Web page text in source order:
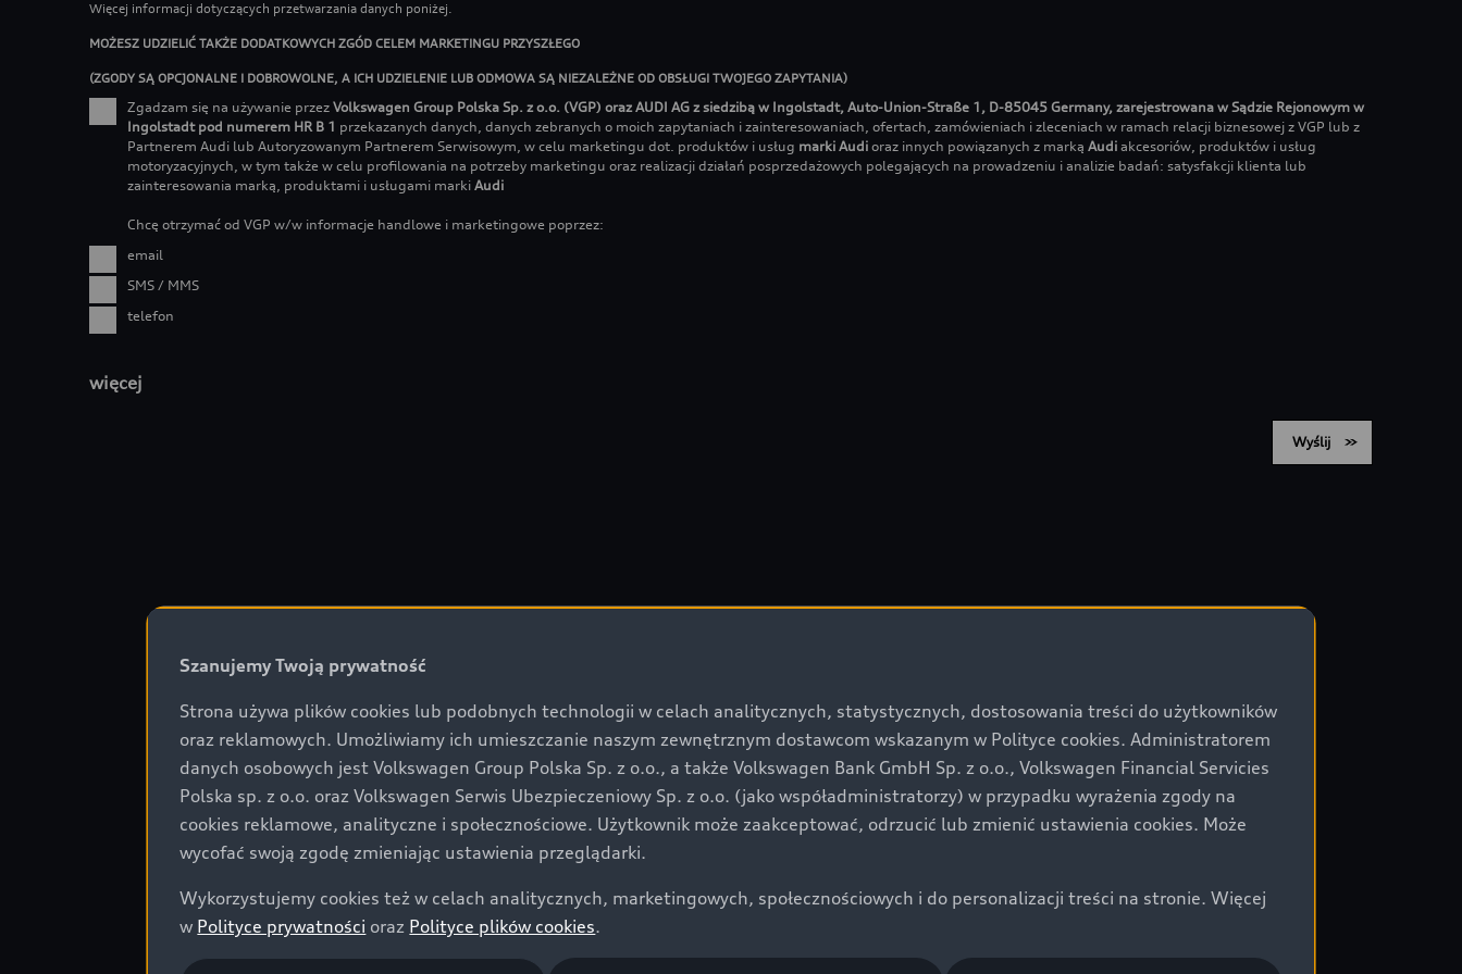
Szanujemy Twoją prywatność
Strona używa plików cookies lub podobnych technologii w celach analitycznych, statystycznych, dostosowania treści do użytkowników
oraz reklamowych. Umożliwiamy ich umieszczanie naszym zewnętrznym dostawcom wskazanym w Polityce cookies. Administratorem
danych osobowych jest Volkswagen Group Polska Sp. z o.o., a także Volkswagen Bank GmbH Sp. z o.o., Volkswagen Financial Servicies
Polska sp. z o.o. oraz Volkswagen Serwis Ubezpieczeniowy Sp. z o.o. (jako współadministratorzy) w przypadku wyrażenia zgody na
cookies reklamowe, analityczne i społecznościowe. Użytkownik może zaakceptować, odrzucić lub zmienić ustawienia cookies. Może
wycofać swoją zgodę zmieniając ustawienia przeglądarki.
Wykorzystujemy cookies też w celach analitycznych, marketingowych, społecznościowych i do personalizacji treści na stronie. Więcej
w Polityce prywatności oraz Polityce plików cookies.